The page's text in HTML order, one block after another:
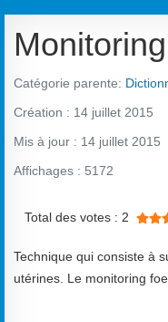
Catégorie parente:
Création : 14 juillet 2015
Mis à jour : 14 juillet 2015
Affichages : 5172
Total des votes : 2
Technique qui consiste à
utérines. Le monitoring